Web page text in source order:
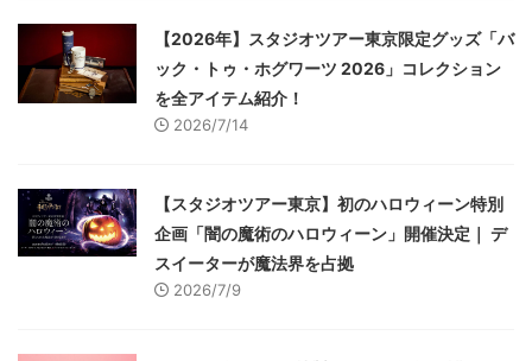
【2026年】スタジオツアー東京限定グッズ「バ
ック・トゥ・ホグワーツ 2026」コレクション
を全アイテム紹介！
2026/7/14
【スタジオツアー東京】初のハロウィーン特別
企画「闇の魔術のハロウィーン」開催決定｜ デ
スイーターが魔法界を占拠
2026/7/9